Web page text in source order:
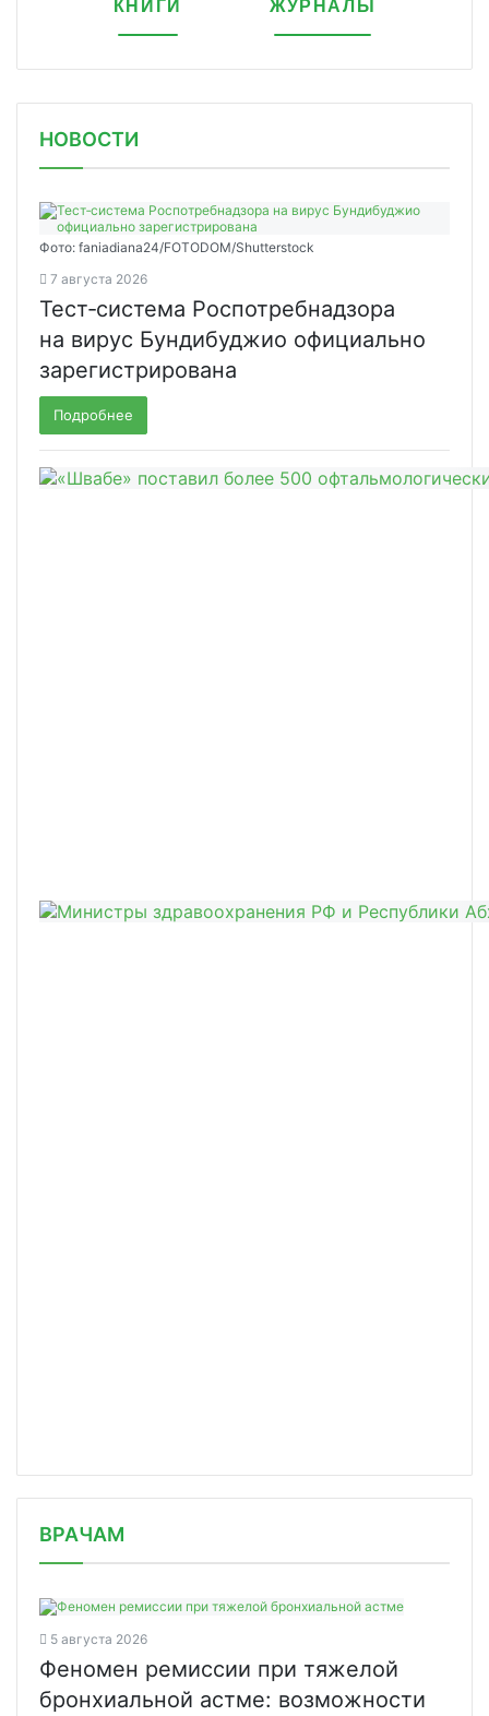
КНИГИ ЖУРНАЛЫ
НОВОСТИ
Фото: faniadiana24/FOTODOM/Shutterstock
7 августа 2026
Тест‑система Роспотребнадзора
на вирус Бундибуджио официально
зарегистрирована
Подробнее
ВРАЧАМ
5 августа 2026
Феномен ремиссии при тяжелой
бронхиальной астме: возможности